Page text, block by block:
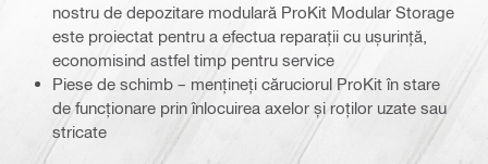
nostru de depozitare modulară ProKit Modular Storage
este proiectat pentru a efectua reparații cu ușurință,
economisind astfel timp pentru service
Piese de schimb – mențineți căruciorul ProKit în stare
de funcționare prin înlocuirea axelor și roților uzate sau
stricate